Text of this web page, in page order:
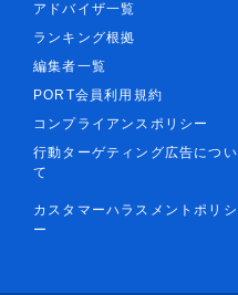
アドバイザ一覧
ランキング根拠
編集者一覧
PORT会員利用規約
コンプライアンスポリシー
行動ターゲティング広告につい
て
カスタマーハラスメントポリシ
ー